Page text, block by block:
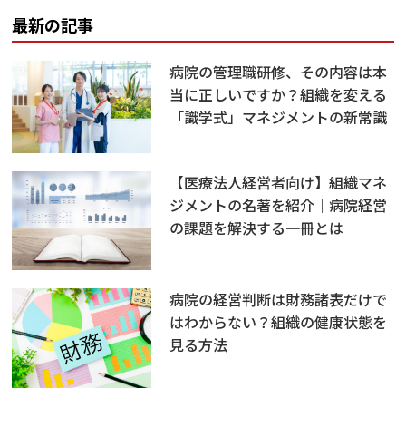
最新の記事
病院の管理職研修、その内容は本
当に正しいですか？組織を変える
「識学式」マネジメントの新常識
【医療法人経営者向け】組織マネ
ジメントの名著を紹介｜病院経営
の課題を解決する一冊とは
病院の経営判断は財務諸表だけで
はわからない？組織の健康状態を
見る方法